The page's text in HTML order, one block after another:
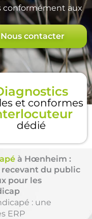
conformément aux
Nous contacter
et conformes
dédié
à Hœnheim :
du public
pour les
: une
ERP